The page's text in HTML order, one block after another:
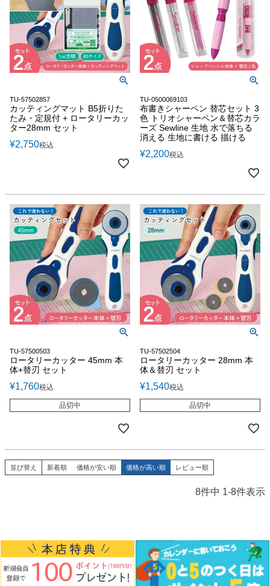
TU-57502857
カッティングマット B5折りた
たみ・定規付 + ロータリーカッ
ター28mm セット
¥2,750税込
TU-0500069103
布書きシャーペン 替芯セット 3
色 トリオシャーペン＆替芯カラ
ーズ Sewline 生地 水で落ちる
消える 生地に書ける 描ける
¥2,200税込
TU-57500503
ロータリーカッター 45mm 本
体+替刃 セット
¥1,760税込
品切中
TU-57502504
ロータリーカッター 28mm 本
体＆替刃 セット
¥1,540税込
品切中
並び替え 新着順 価格が安い順 価格が高い順 レビュー順
8件中 1-8件表示